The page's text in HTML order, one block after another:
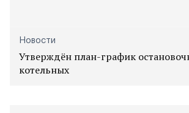
Новости
Утверждён план-график
котельных